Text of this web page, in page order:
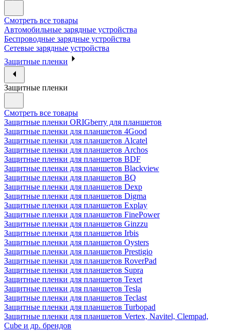
Смотреть все товары
Автомобильные зарядные устройства
Беспроводные зарядные устройства
Сетевые зарядные устройства
Защитные пленки
Защитные пленки
Смотреть все товары
Защитные пленки ORIGberry для планшетов
Защитные пленки для планшетов 4Good
Защитные пленки для планшетов Alcatel
Защитные пленки для планшетов Archos
Защитные пленки для планшетов BDF
Защитные пленки для планшетов Blackview
Защитные пленки для планшетов BQ
Защитные пленки для планшетов Dexp
Защитные пленки для планшетов Digma
Защитные пленки для планшетов Explay
Защитные пленки для планшетов FinePower
Защитные пленки для планшетов Ginzzu
Защитные пленки для планшетов Irbis
Защитные пленки для планшетов Oysters
Защитные пленки для планшетов Prestigio
Защитные пленки для планшетов RoverPad
Защитные пленки для планшетов Supra
Защитные пленки для планшетов Texet
Защитные пленки для планшетов Tesla
Защитные пленки для планшетов Teclast
Защитные пленки для планшетов Turbopad
Защитные пленки для планшетов Vertex, Navitel, Clempad,
Cube и др. брендов